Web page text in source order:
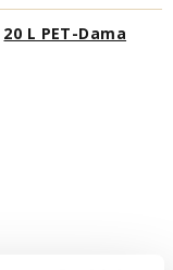
20 L PET-Dama